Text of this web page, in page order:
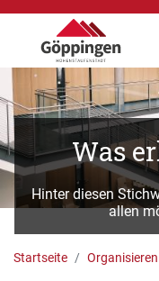
Was
Hinter diesen
allen
Startseite Organisieren